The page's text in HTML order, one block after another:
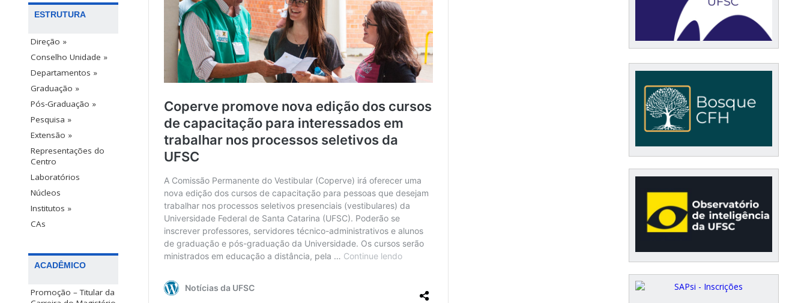
ESTRUTURA
Direção »
Conselho Unidade »
Departamentos »
Graduação »
Pós-Graduação »
Pesquisa »
Extensão »
Representações do
Centro
Laboratórios
Núcleos
Institutos »
CAs
ACADÊMICO
Promoção – Titular da